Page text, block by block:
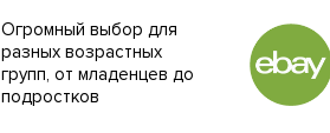
Огромный выбор для
разных возрастных
групп, от младенцев до
подростков